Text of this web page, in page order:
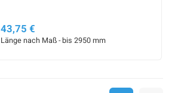
43,75 €
Länge nach Maß - bis 2950 mm